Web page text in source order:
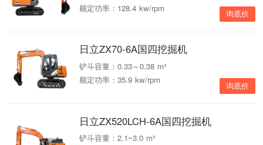
额定功率：128.4 kw/rpm
询底价
日立ZX70-6A国四挖掘机
铲斗容量：0.33～0.38 m³
额定功率：35.9 kw/rpm
询底价
日立ZX520LCH-6A国四挖掘机
铲斗容量：2.1~3.0 m³